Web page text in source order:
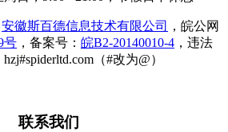
安徽斯百德信息技术有限公司
，皖公网
号 ，备案号： 皖B2-20140010-4 ，违法
（#改为@）
联系我们